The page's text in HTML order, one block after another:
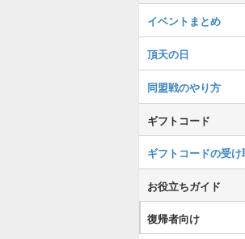
イベントまとめ
頂天の日
同盟戦のやり方
ギフトコード
ギフトコードの受
お役立ちガイド
復帰者向け